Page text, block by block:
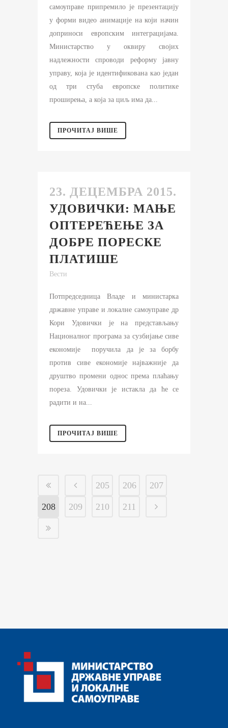
самоуправе припремило је презентацију
у форми видео анимације на који начин
доприноси европским интеграцијама.
Министарство у оквиру својих
надлежности спроводи реформу јавну
управу, која је идентификована као један
од три стуба европске политике
проширења, а која за циљ има да...
ПРОЧИТАЈ ВИШЕ
23. ДЕЦЕМБРА 2015.
УДОВИЧКИ: МАЊЕ
ОПТЕРЕЋЕЊЕ ЗА
ДОБРЕ ПОРЕСКЕ
ПЛАТИШЕ
Вести
Потпредседница Владе и министарка
државне управе и локалне самоуправе др
Кори Удовички је на представљању
Националног програма за сузбијање сиве
економије поручила да је за борбу
против сиве економије најважније да
друштво промени однос према плаћању
пореза. Удовички је истакла да ће се
радити и на...
ПРОЧИТАЈ ВИШЕ
205 206 207
208 209 210 211